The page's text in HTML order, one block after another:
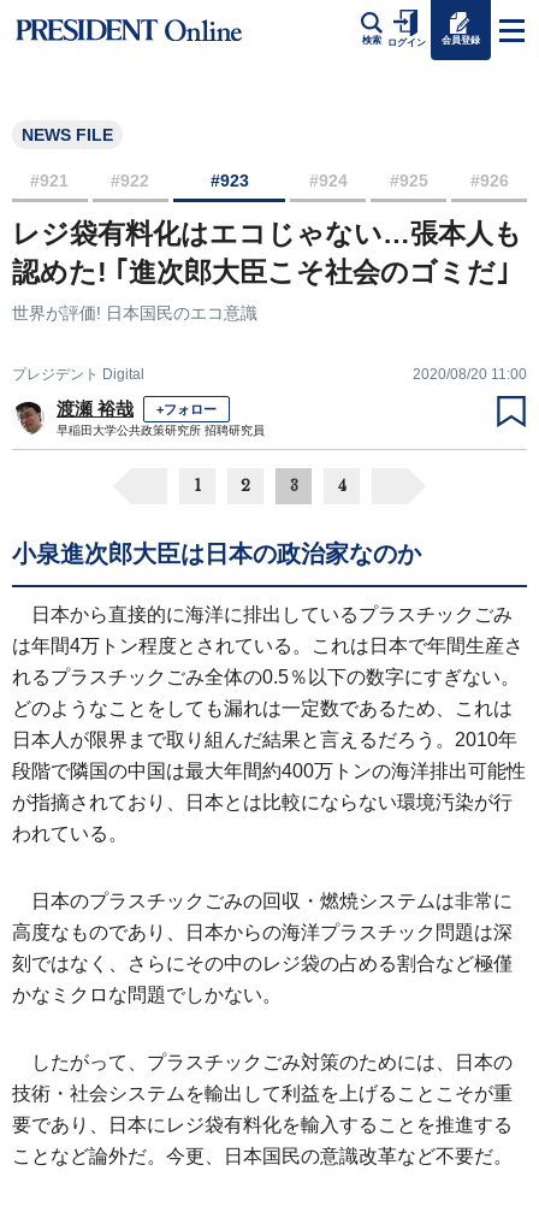
検索 ログイン 会員登録
NEWS FILE
#921 #922 #923 #924 #925 #926
レジ袋有料化はエコじゃない…張本人も
認めた! ｢進次郎大臣こそ社会のゴミだ｣
世界が評価! 日本国民のエコ意識
プレジデント Digital 2020/08/20 11:00
渡瀬 裕哉 +フォロー
早稲田大学公共政策研究所 招聘研究員
1 2 3 4
小泉進次郎大臣は日本の政治家なのか
日本から直接的に海洋に排出しているプラスチックごみ
は年間4万トン程度とされている。これは日本で年間生産さ
れるプラスチックごみ全体の0.5％以下の数字にすぎない。
どのようなことをしても漏れは一定数であるため、これは
日本人が限界まで取り組んだ結果と言えるだろう。2010年
段階で隣国の中国は最大年間約400万トンの海洋排出可能性
が指摘されており、日本とは比較にならない環境汚染が行
われている。
日本のプラスチックごみの回収・燃焼システムは非常に
高度なものであり、日本からの海洋プラスチック問題は深
刻ではなく、さらにその中のレジ袋の占める割合など極僅
かなミクロな問題でしかない。
したがって、プラスチックごみ対策のためには、日本の
技術・社会システムを輸出して利益を上げることこそが重
要であり、日本にレジ袋有料化を輸入することを推進する
ことなど論外だ。今更、日本国民の意識改革など不要だ。